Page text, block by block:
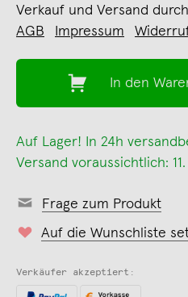
Verkauf und Versand durch
AGB
Impressum
In den
Auf Lager! In 24h
Versand voraussichtlich:
Frage zum Produkt
Auf die Wunschliste
Verkäufer akzeptiert: